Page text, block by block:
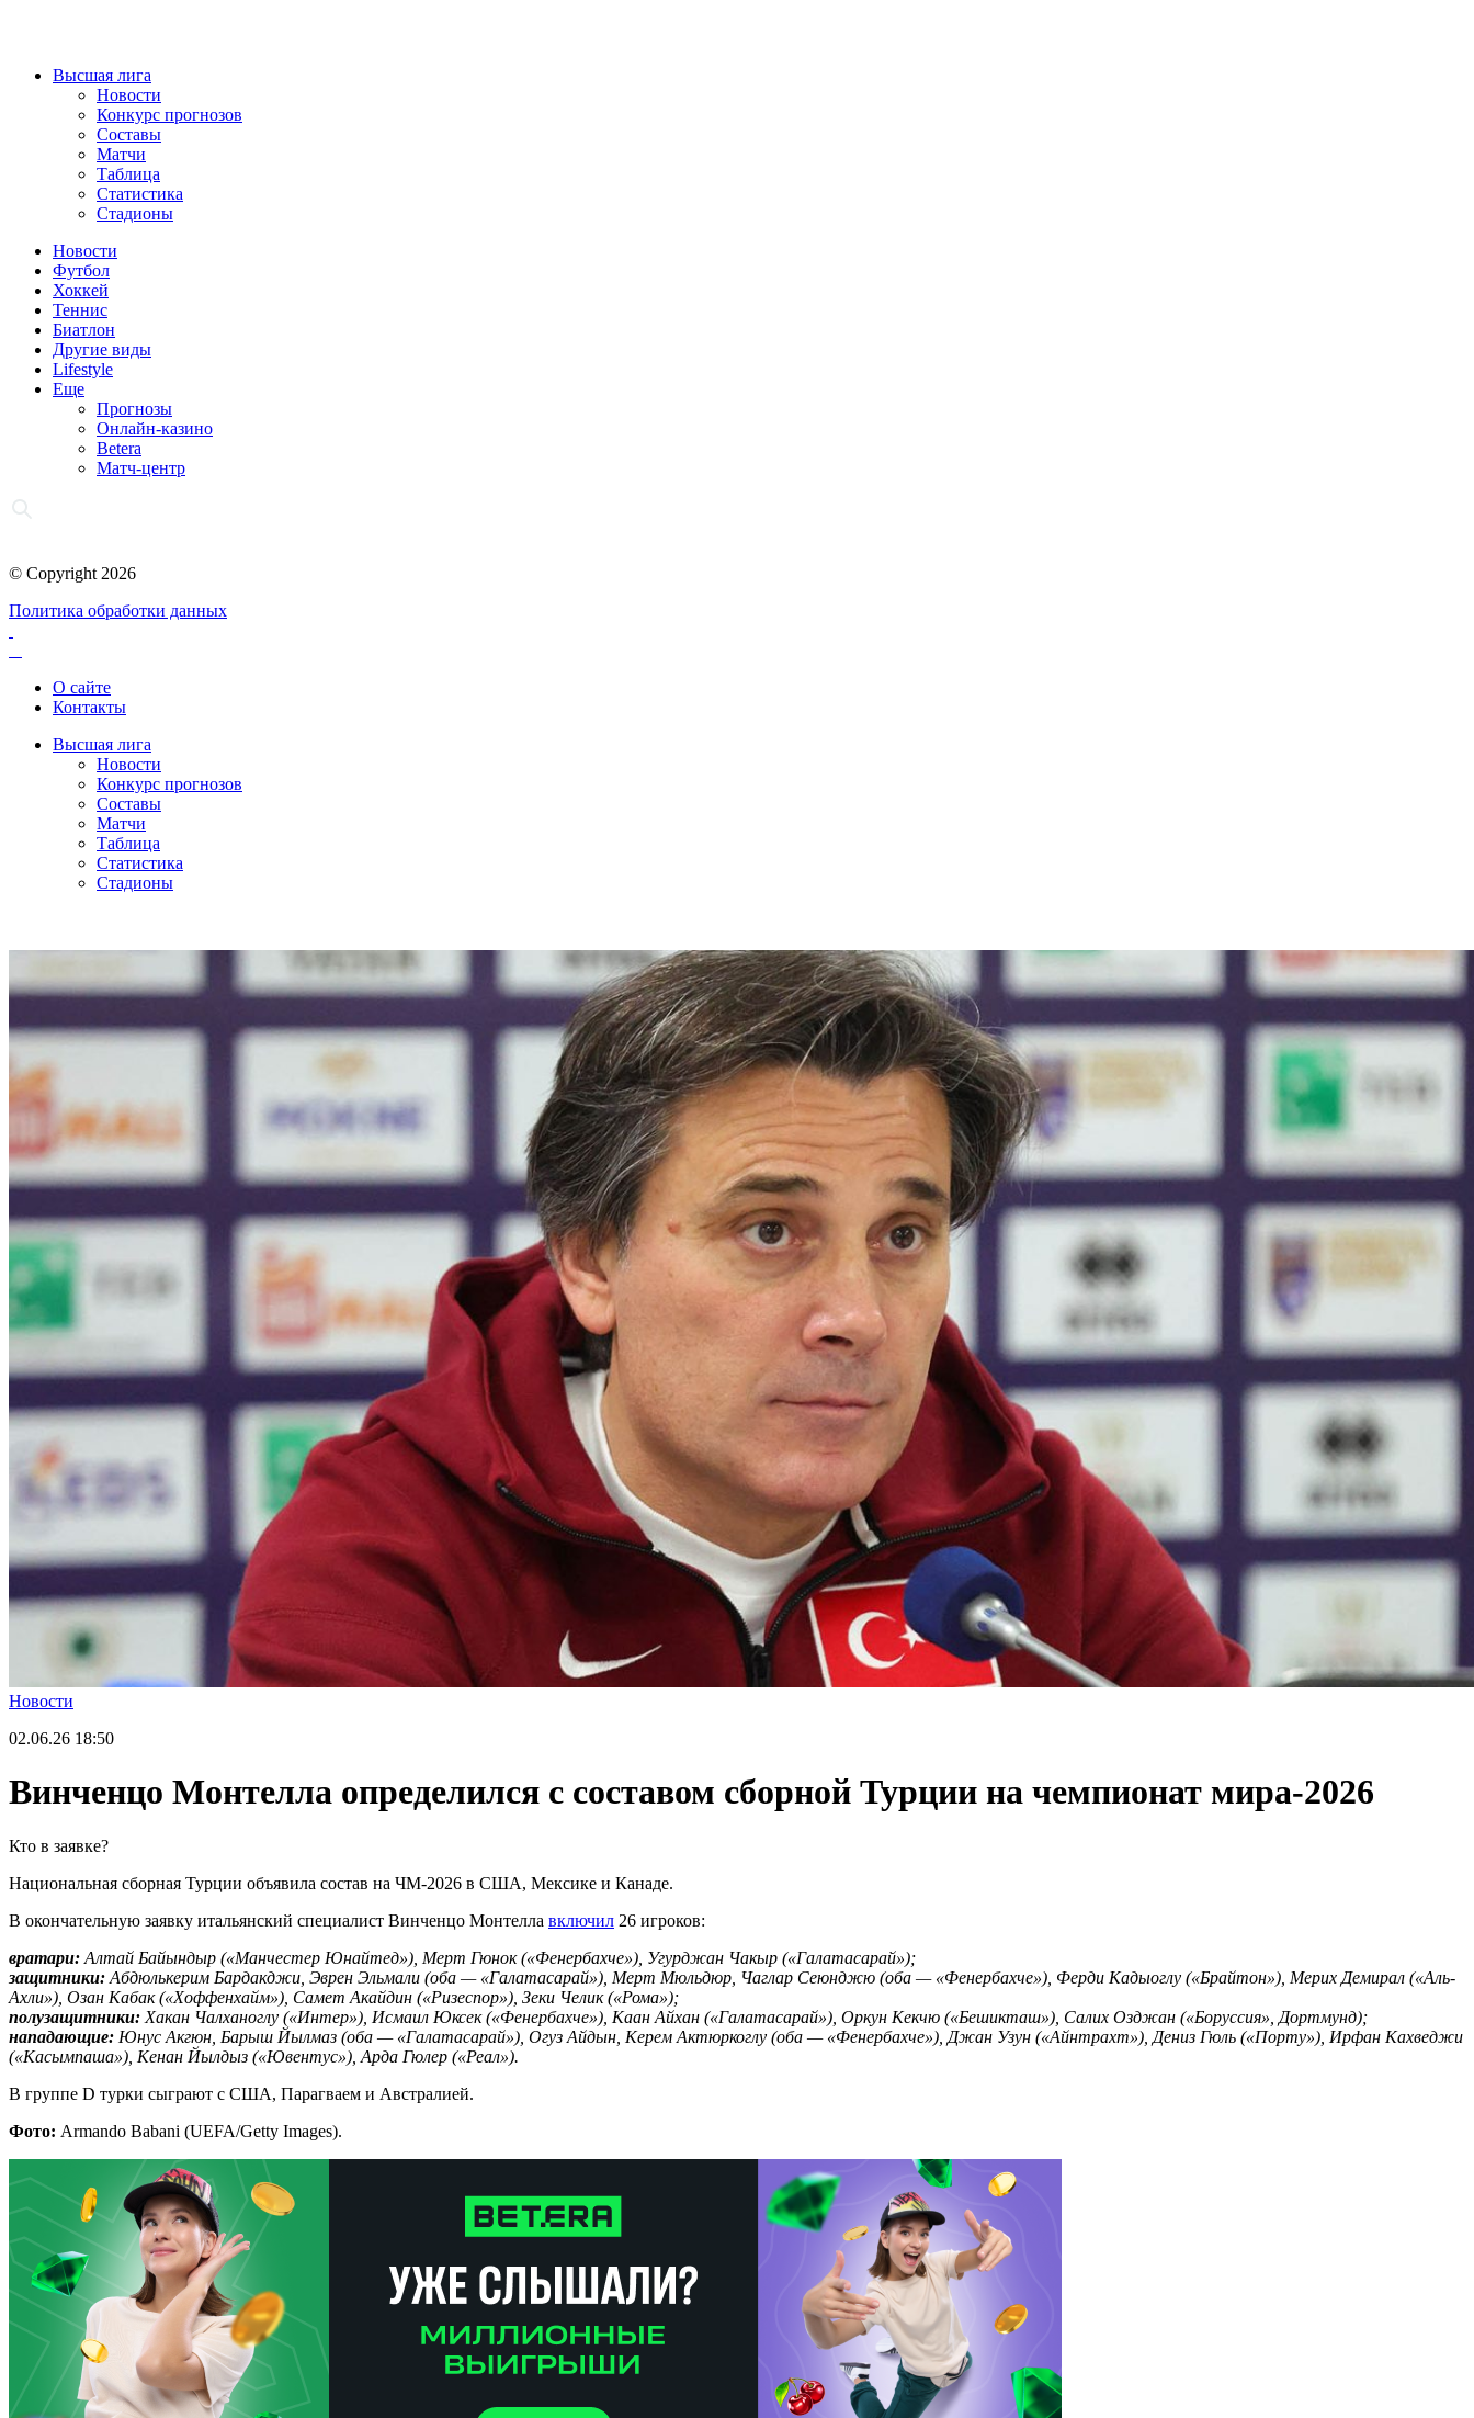
Высшая лига
Новости
Конкурс прогнозов
Составы
Матчи
Таблица
Статистика
Стадионы
Новости
Футбол
Хоккей
Теннис
Биатлон
Другие виды
Lifestyle
Еще
Прогнозы
Онлайн-казино
Betera
Матч-центр
© Copyright 2026
Политика обработки данных
О сайте
Контакты
Высшая лига
Новости
Конкурс прогнозов
Составы
Матчи
Таблица
Статистика
Стадионы
Новости
02.06.26 18:50
Винченцо Монтелла определился с составом сборной Турции на чемпионат мира-2026
Кто в заявке?
Национальная сборная Турции объявила состав на ЧМ-2026 в США, Мексике и Канаде.
В окончательную заявку итальянский специалист Винченцо Монтелла включил 26 игроков:
вратари: Алтай Байындыр («Манчестер Юнайтед»), Мерт Гюнок («Фенербахче»), Угурджан Чакыр («Галатасарай»);
защитники: Абдюлькерим Бардакджи, Эврен Эльмали (оба — «Галатасарай»), Мерт Мюльдюр, Чаглар Сеюнджю (оба — «Фенербахче»), Ферди Кадыоглу («Брайтон»), Мерих Демирал («Аль-
Ахли»), Озан Кабак («Хоффенхайм»), Самет Акайдин («Ризеспор»), Зеки Челик («Рома»);
полузащитники: Хакан Чалханоглу («Интер»), Исмаил Юксек («Фенербахче»), Каан Айхан («Галатасарай»), Оркун Кекчю («Бешикташ»), Салих Озджан («Боруссия», Дортмунд);
нападающие: Юнус Акгюн, Барыш Йылмаз (оба — «Галатасарай»), Огуз Айдын, Керем Актюркоглу (оба — «Фенербахче»), Джан Узун («Айнтрахт»), Дениз Гюль («Порту»), Ирфан Кахведжи
(«Касымпаша»), Кенан Йылдыз («Ювентус»), Арда Гюлер («Реал»).
В группе D турки сыграют с США, Парагваем и Австралией.
Фото: Armando Babani (UEFA/Getty Images).